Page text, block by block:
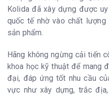
Kolida đã xây dựng được
quốc tế nhờ vào chất
sản phẩm.
Hãng không ngừng cải tiến
khoa học kỹ thuật để mang
đại, đáp ứng tốt nhu cầu
vực như xây dựng, trắc